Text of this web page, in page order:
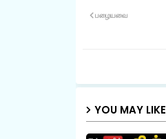
பழையவை
YOU MAY LIKE